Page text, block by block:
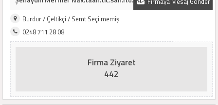
Burdur / Çeltikçi / Semt Seçilmemiş
0248 711 28 08
Firma Ziyaret
442